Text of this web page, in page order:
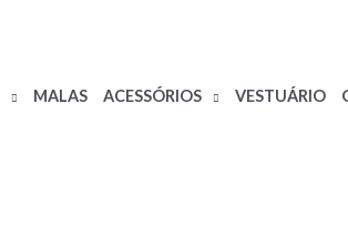
MALAS ACESSÓRIOS VESTUÁRIO